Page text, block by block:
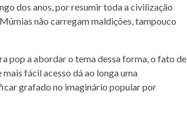
dos anos, por resumir toda a civilização
não carregam maldições, tampouco
pop a abordar o tema dessa forma, o fato de
fácil acesso dá ao longa uma
grafado no imaginário popular por